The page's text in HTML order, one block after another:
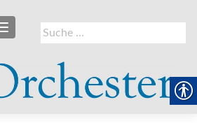
Suche
nach:
SCHALTE NAVIGATION